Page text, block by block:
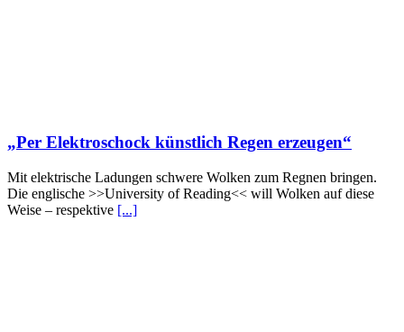
„Per Elektroschock künstlich Regen erzeugen“
Mit elektrische Ladungen schwere Wolken zum Regnen bringen.
Die englische >>University of Reading<< will Wolken auf diese
Weise – respektive [...]